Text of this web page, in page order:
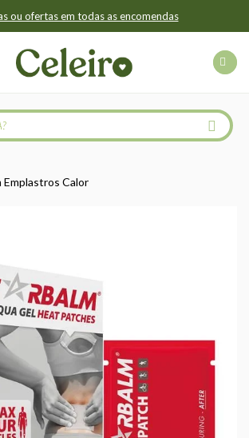
ou ofertas em todas as encomendas
Emplastros Calor